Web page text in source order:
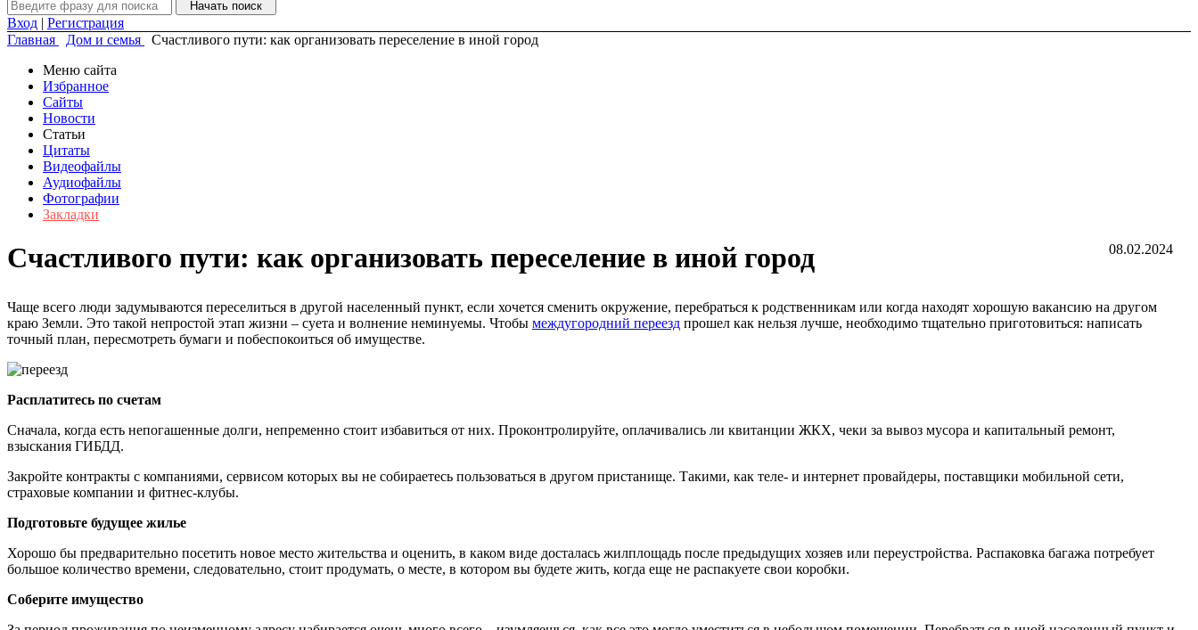
Вход | Регистрация
Главная
Дом и семья
Счастливого пути: как организовать переселение в иной город
Меню сайта
Избранное
Сайты
Новости
Статьи
Цитаты
Видеофайлы
Аудиофайлы
Фотографии
Закладки
08.02.2024
Счастливого пути: как организовать переселение в иной город
Чаще всего люди задумываются переселиться в другой населенный пункт, если хочется сменить окружение, перебраться к родственникам или когда находят хорошую вакансию на другом
краю Земли. Это такой непростой этап жизни – суета и волнение неминуемы. Чтобы междугородний переезд прошел как нельзя лучше, необходимо тщательно приготовиться: написать
точный план, пересмотреть бумаги и побеспокоиться об имуществе.
Расплатитесь по счетам
Сначала, когда есть непогашенные долги, непременно стоит избавиться от них. Проконтролируйте, оплачивались ли квитанции ЖКХ, чеки за вывоз мусора и капитальный ремонт,
взыскания ГИБДД.
Закройте контракты с компаниями, сервисом которых вы не собираетесь пользоваться в другом пристанище. Такими, как теле- и интернет провайдеры, поставщики мобильной сети,
страховые компании и фитнес-клубы.
Подготовьте будущее жилье
Хорошо бы предварительно посетить новое место жительства и оценить, в каком виде досталась жилплощадь после предыдущих хозяев или переустройства. Распаковка багажа потребует
большое количество времени, следовательно, стоит продумать, о месте, в котором вы будете жить, когда еще не распакуете свои коробки.
Соберите имущество